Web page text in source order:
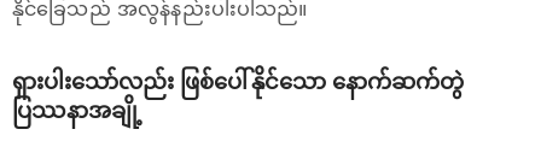
နိုင်ခြေသည် အလွန်နည်းပါးပါသည်။
ရှားပါးသော်လည်း ဖြစ်ပေါ်နိုင်သော နောက်ဆက်တွဲ
ပြဿနာအချို့